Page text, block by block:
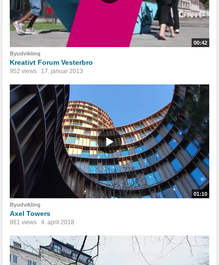
00:42
Byudvikling
Kreativt Forum Vesterbro
952 views 17. januar 2013
01:10
Byudvikling
Axel Towers
861 views 4. april 2018